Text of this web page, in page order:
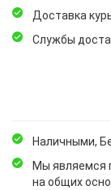
Доставка
Службы
Наличными,
Мы являемся
на общих